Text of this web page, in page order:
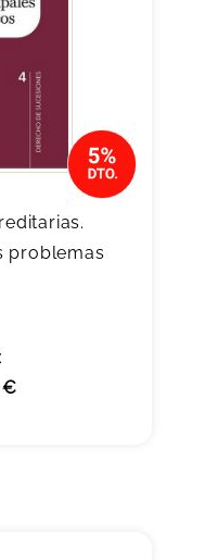
problemas
€